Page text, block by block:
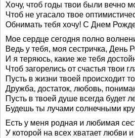
Хочу, чтоб годы твои были вечно
Чтоб не угасало твое
Обнимать тебя хочу! С Днем
Мое сердце сегодня полно
Ведь у тебя, моя сестричка, День
И я теряюсь, какие же тебя
Чтоб загорелись от счастья твои
Пусть в жизни твоей происходит
Дружба, достаток, любовь,
Пусть в твоей душе всегда будет
Будешь ты лучами солнечными
Есть у меня родная и любимая
У которой на всех хватает любви и